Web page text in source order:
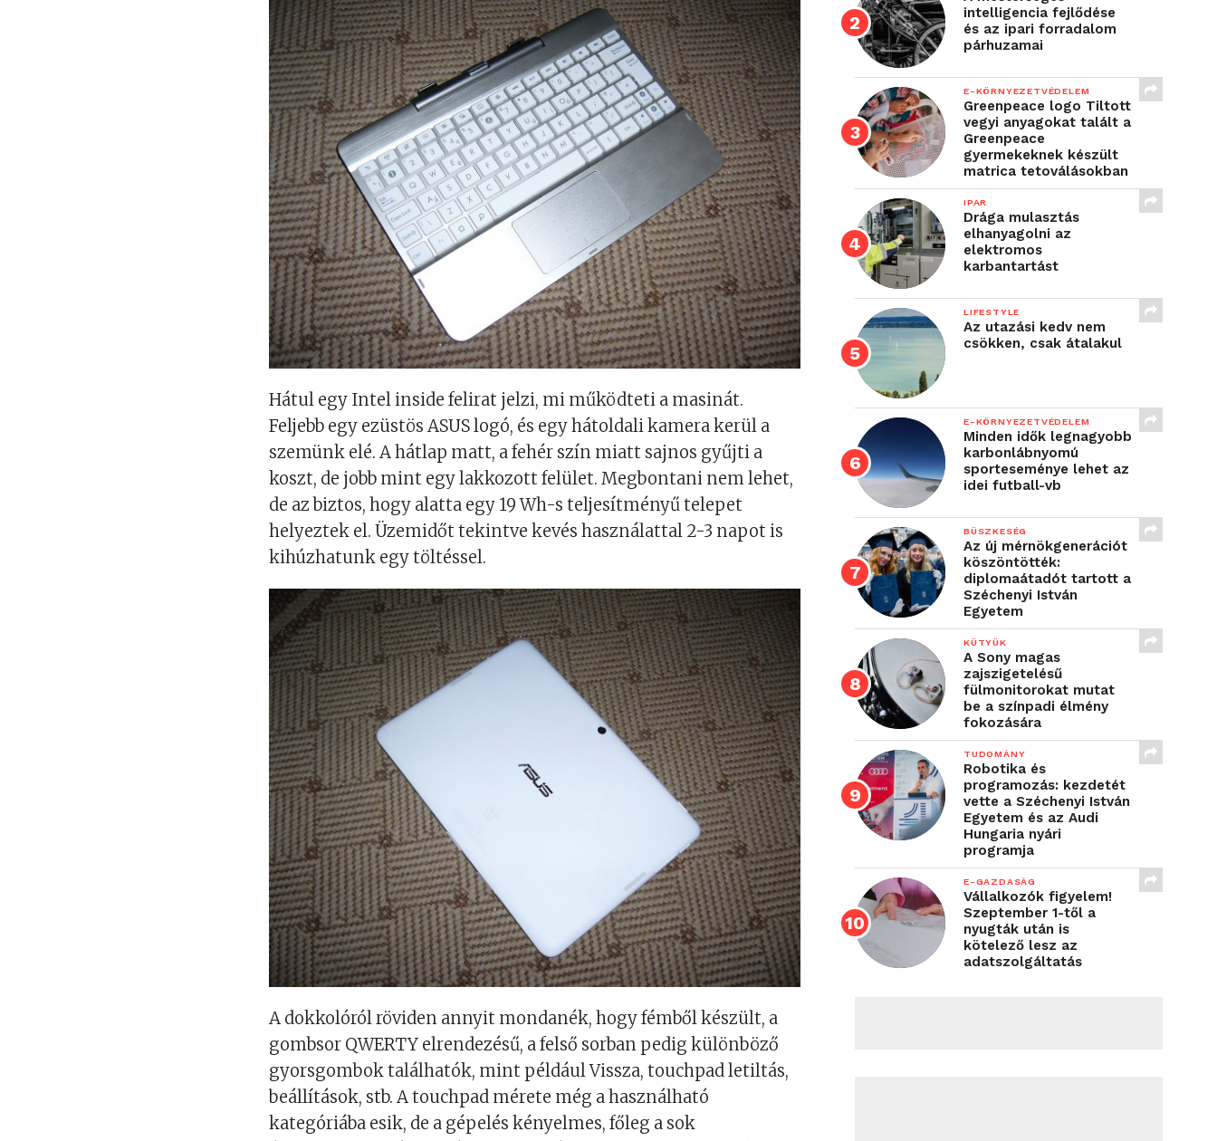
Hátul egy Intel inside felirat jelzi, mi működteti a masinát.
Feljebb egy ezüstös ASUS logó, és egy hátoldali kamera kerül a
szemünk elé. A hátlap matt, a fehér szín miatt sajnos gyűjti a
koszt, de jobb mint egy lakkozott felület. Megbontani nem lehet,
de az biztos, hogy alatta egy 19 Wh-s teljesítményű telepet
helyeztek el. Üzemidőt tekintve kevés használattal 2-3 napot is
kihúzhatunk egy töltéssel.
A dokkolóról röviden annyit mondanék, hogy fémből készült, a
gombsor QWERTY elrendezésű, a felső sorban pedig különböző
gyorsgombok találhatók, mint például Vissza, touchpad letiltás,
beállítások, stb. A touchpad mérete még a használható
kategóriába esik, de a gépelés kényelmes, főleg a sok
intelligencia fejlődése
és az ipari forradalom
párhuzamai
E-KÖRNYEZETVÉDELEM
Greenpeace logo Tiltott
vegyi anyagokat talált a
Greenpeace
gyermekeknek készült
matrica tetoválásokban
IPAR
Drága mulasztás
elhanyagolni az
elektromos
karbantartást
LIFESTYLE
Az utazási kedv nem
csökken, csak átalakul
E-KÖRNYEZETVÉDELEM
Minden idők legnagyobb
karbonlábnyomú
sporteseménye lehet az
idei futball-vb
BÜSZKESÉG
Az új mérnökgenerációt
köszöntötték:
diplomaátadót tartott a
Széchenyi István
Egyetem
KÜTYÜK
A Sony magas
zajszigetelésű
fülmonitorokat mutat
be a színpadi élmény
fokozására
TUDOMÁNY
Robotika és
programozás: kezdetét
vette a Széchenyi István
Egyetem és az Audi
Hungaria nyári
programja
E-GAZDASÁG
Vállalkozók figyelem!
Szeptember 1-től a
nyugták után is
kötelező lesz az
adatszolgáltatás